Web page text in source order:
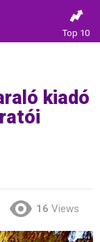
Top 10
kiadó
16 Views